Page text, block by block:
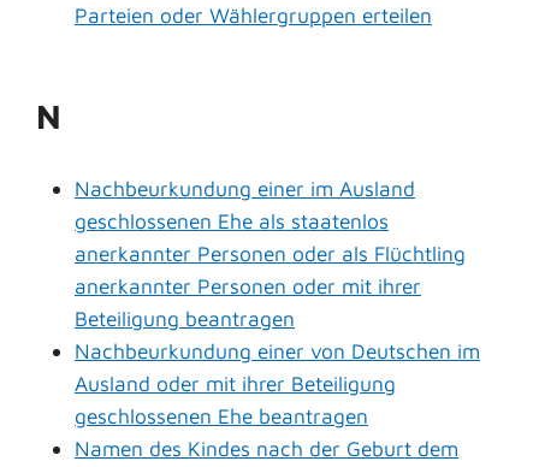
Parteien oder Wählergruppen erteilen
N
Nachbeurkundung einer im Ausland
geschlossenen Ehe als staatenlos
anerkannter Personen oder als Flüchtling
anerkannter Personen oder mit ihrer
Beteiligung beantragen
Nachbeurkundung einer von Deutschen im
Ausland oder mit ihrer Beteiligung
geschlossenen Ehe beantragen
Namen des Kindes nach der Geburt dem